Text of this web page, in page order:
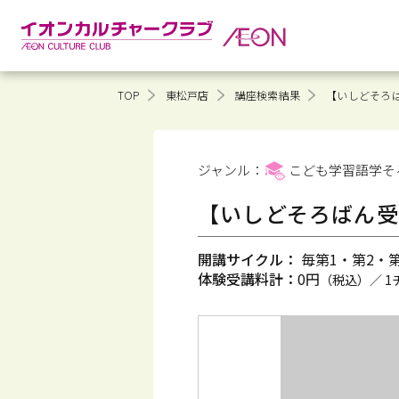
TOP 東松戸店 講座検索結果 【いしどそ
ジャンル： こども学習語学
【いしどそろばん
開講サイクル： 毎第1・第2・
体験受講料計： 0円 （税込）／